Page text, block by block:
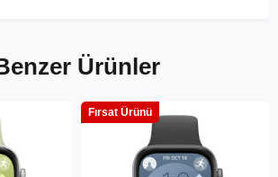
Ürünler
Fırsat Ürünü